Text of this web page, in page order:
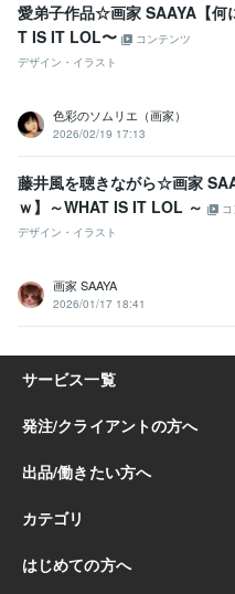
愛弟子作品☆画家 SAAYA【何
T IS IT LOL〜
コンテンツ
デザイン・イラスト
色彩のソムリエ（画家）
2026/02/19 17:13
藤井風を聴きながら☆画家
ｗ】～WHAT IS IT LOL ～
デザイン・イラスト
画家 SAAYA
2026/01/17 18:41